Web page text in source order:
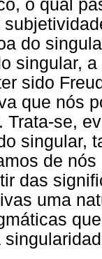
o qual
do
singular,
sido
que nós
Trata-se,
singular,
de
das
uma